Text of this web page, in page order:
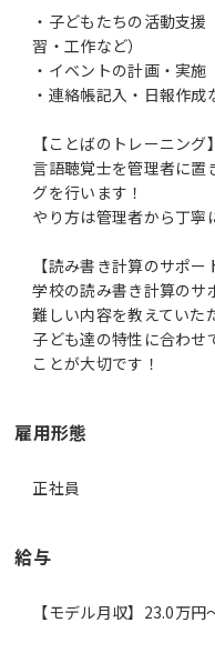
・子どもたちの活動支
習・工作など）
・イベントの計画・実施
・連絡帳記入・日報作成
【ことばのトレーニング】
言語聴覚士を管理者に置
グを行います！
やり方は管理者から丁寧
【読み書き計算のサポー
学校の読み書き計算のサ
難しい内容を教えていた
子ども達の特性に合わせ
ことが大切です！
雇用形態
正社員
給与
【モデル月収】23.0万